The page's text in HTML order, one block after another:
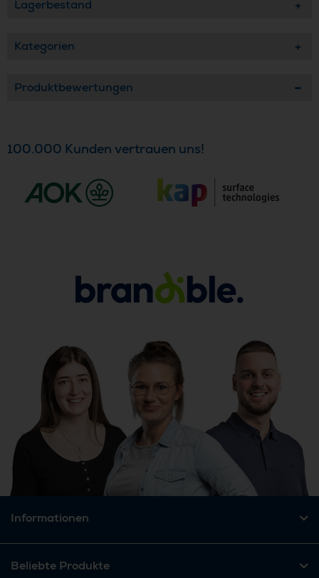
Lagerbestand
Kategorien
Produktbewertungen
100.000 Kunden vertrauen uns!
Informationen
Beliebte Produkte